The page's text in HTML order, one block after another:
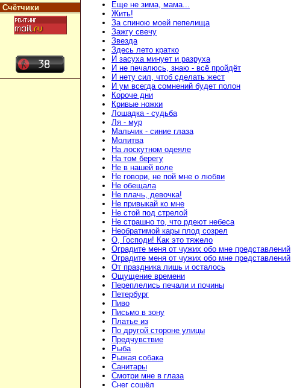
Счётчики
Еще не зима, мама...
Жить!
За спиною моей пепелища
Зажгу свечу
Звезда
Здесь лето кратко
И засуха минует и разруха
И не печалюсь, знаю - всё пройдёт
И нету сил, чтоб сделать жест
И ум всегда сомнений будет полон
Короче дни
Кривые ножки
Лошадка - судьба
Ля - мур
Мальчик - синие глаза
Молитва
На лоскутном одеяле
На том берегу
Не в нашей воле
Не говори, не пой мне о любви
Не обещала
Не плачь, девочка!
Не привыкай ко мне
Не стой под стрелой
Не страшно то, что рдеют небеса
Необратимой кары плод созрел
О, Господи! Как это тяжело
Оградите меня от чужих обо мне представлений
Оградите меня от чужих обо мне представлений
От праздника лишь и осталось
Ощущение времени
Переплелись печали и почины
Петербург
Пиво
Письмо в зону
Платье из
По другой стороне улицы
Предчувствие
Рыба
Рыжая собака
Санитары
Смотри мне в глаза
Снег сошёл